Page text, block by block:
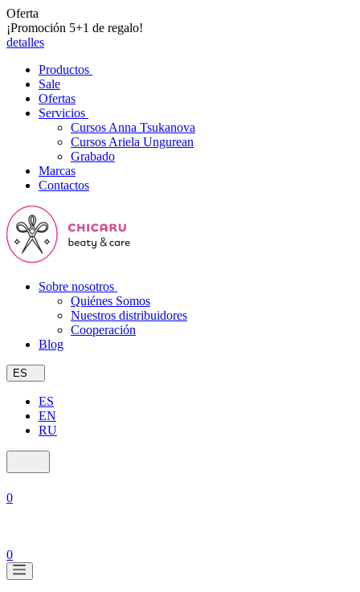
Oferta
¡Promoción 5+1 de regalo!
detalles
Productos
Sale
Ofertas
Servicios
Cursos Anna Tsukanova
Cursos Ariela Ungurean
Grabado
Marcas
Contactos
Sobre nosotros
Quiénes Somos
Nuestros distribuidores
Cooperación
Blog
ES
ES
EN
RU
0
0